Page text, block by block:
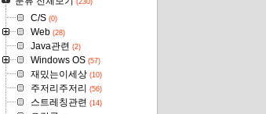
(230)
C/S(0)
Web(28)
Java관련 (2)
Windows OS(57)
재밌는이세상(10)
주저리주저리 (56)
스트레칭관련 (14)